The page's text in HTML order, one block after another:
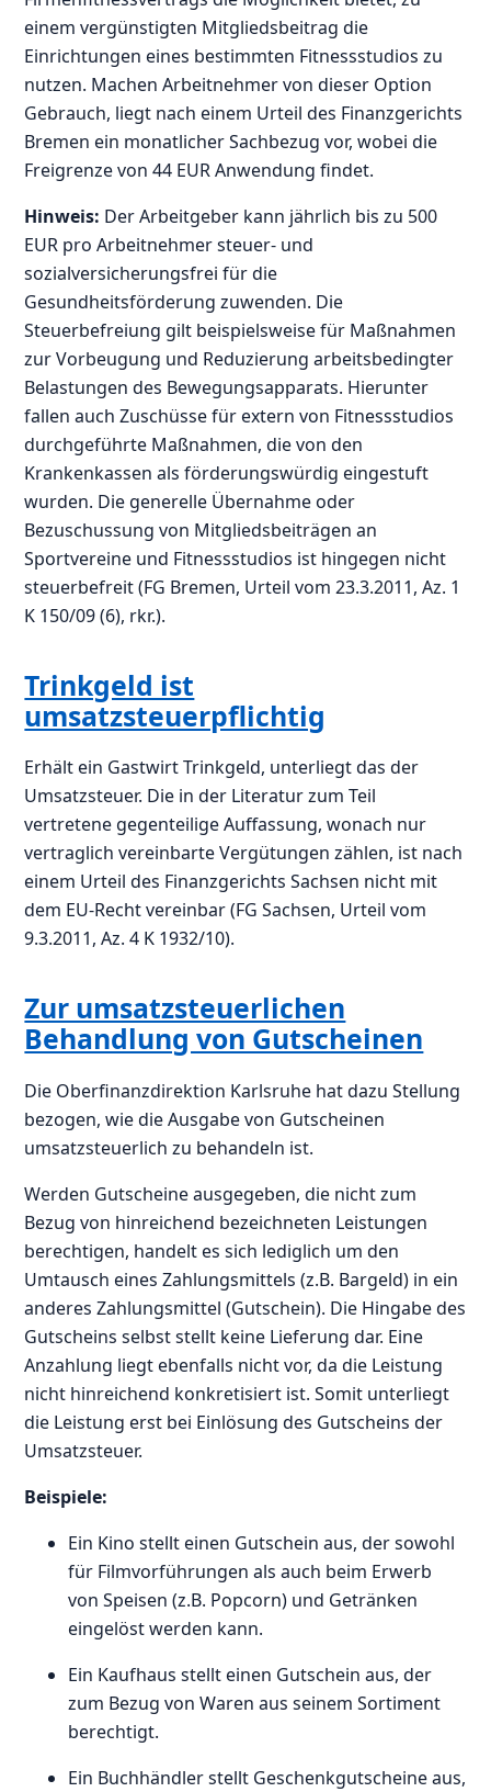
einem vergünstigten Mitgliedsbeitrag die
Einrichtungen eines bestimmten Fitnessstudios zu
nutzen. Machen Arbeitnehmer von dieser Option
Gebrauch, liegt nach einem Urteil des Finanzgerichts
Bremen ein monatlicher Sachbezug vor, wobei die
Freigrenze von 44 EUR Anwendung findet.
Hinweis: Der Arbeitgeber kann jährlich bis zu 500
EUR pro Arbeitnehmer steuer- und
sozialversicherungsfrei für die
Gesundheitsförderung zuwenden. Die
Steuerbefreiung gilt beispielsweise für Maßnahmen
zur Vorbeugung und Reduzierung arbeitsbedingter
Belastungen des Bewegungsapparats. Hierunter
fallen auch Zuschüsse für extern von Fitnessstudios
durchgeführte Maßnahmen, die von den
Krankenkassen als förderungswürdig eingestuft
wurden. Die generelle Übernahme oder
Bezuschussung von Mitgliedsbeiträgen an
Sportvereine und Fitnessstudios ist hingegen nicht
steuerbefreit (FG Bremen, Urteil vom 23.3.2011, Az. 1
K 150/09 (6), rkr.).
Trinkgeld ist
umsatzsteuerpflichtig
Erhält ein Gastwirt Trinkgeld, unterliegt das der
Umsatzsteuer. Die in der Literatur zum Teil
vertretene gegenteilige Auffassung, wonach nur
vertraglich vereinbarte Vergütungen zählen, ist nach
einem Urteil des Finanzgerichts Sachsen nicht mit
dem EU-Recht vereinbar (FG Sachsen, Urteil vom
9.3.2011, Az. 4 K 1932/10).
Zur umsatzsteuerlichen
Behandlung von Gutscheinen
Die Oberfinanzdirektion Karlsruhe hat dazu Stellung
bezogen, wie die Ausgabe von Gutscheinen
umsatzsteuerlich zu behandeln ist.
Werden Gutscheine ausgegeben, die nicht zum
Bezug von hinreichend bezeichneten Leistungen
berechtigen, handelt es sich lediglich um den
Umtausch eines Zahlungsmittels (z.B. Bargeld) in ein
anderes Zahlungsmittel (Gutschein). Die Hingabe des
Gutscheins selbst stellt keine Lieferung dar. Eine
Anzahlung liegt ebenfalls nicht vor, da die Leistung
nicht hinreichend konkretisiert ist. Somit unterliegt
die Leistung erst bei Einlösung des Gutscheins der
Umsatzsteuer.
Beispiele:
Ein Kino stellt einen Gutschein aus, der sowohl
für Filmvorführungen als auch beim Erwerb
von Speisen (z.B. Popcorn) und Getränken
eingelöst werden kann.
Ein Kaufhaus stellt einen Gutschein aus, der
zum Bezug von Waren aus seinem Sortiment
berechtigt.
Ein Buchhändler stellt Geschenkgutscheine aus,